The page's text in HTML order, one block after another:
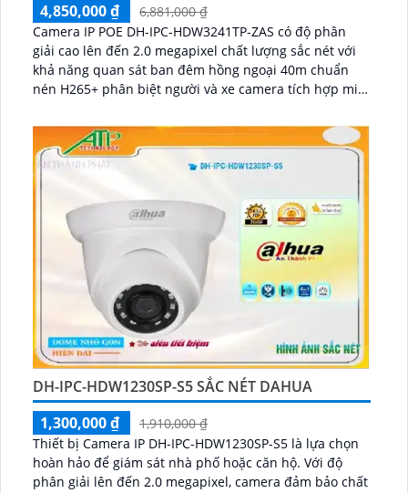
4,850,000 ₫
6,881,000 ₫
Camera IP POE DH-IPC-HDW3241TP-ZAS có độ phân
giải cao lên đến 2.0 megapixel chất lượng sắc nét với
khả năng quan sát ban đêm hồng ngoại 40m chuẩn
nén H265+ phân biệt người và xe camera tích hợp mic
DH-IPC-HDW1230SP-S5 SẮC NÉT DAHUA
1,300,000 ₫
1,910,000 ₫
Thiết bị Camera IP DH-IPC-HDW1230SP-S5 là lựa chọn
hoàn hảo để giám sát nhà phố hoặc căn hộ. Với độ
phân giải lên đến 2.0 megapixel, camera đảm bảo chất